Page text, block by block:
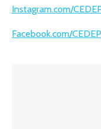
Instagram.com/
Facebook.com/CEDEP